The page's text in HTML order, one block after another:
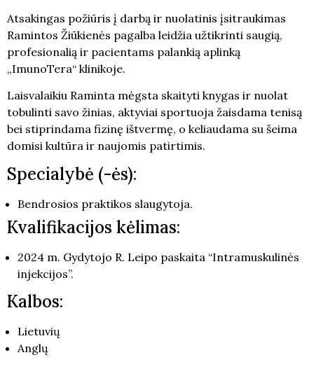
Atsakingas požiūris į darbą ir nuolatinis įsitraukimas
Ramintos Žiūkienės pagalba leidžia užtikrinti saugią,
profesionalią ir pacientams palankią aplinką
„ImunoTera“ klinikoje.
Laisvalaikiu Raminta mėgsta skaityti knygas ir nuolat
tobulinti savo žinias, aktyviai sportuoja žaisdama tenisą
bei stiprindama fizinę ištvermę, o keliaudama su šeima
domisi kultūra ir naujomis patirtimis.
Specialybė (-ės):
Bendrosios praktikos slaugytoja.
Kvalifikacijos kėlimas:
2024 m. Gydytojo R. Leipo paskaita “Intramuskulinės
injekcijos”.
Kalbos:
Lietuvių
Anglų